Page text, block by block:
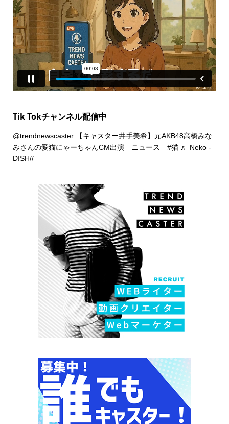
Tik Tokチャンネル配信中
@trendnewscaster【キャスター井手美希】元AKB48高橋みな
みさんの愛猫にゃーちゃんCM出演 ニュース #猫 ♬ Neko -
DISH//